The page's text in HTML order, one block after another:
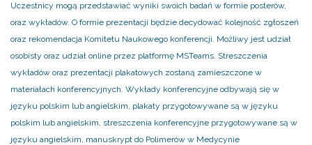
Uczestnicy mogą przedstawiać wyniki swoich badań w formie posterów,
oraz wykładów. O formie prezentacji będzie decydować kolejność zgłoszeń
oraz rekomendacja Komitetu Naukowego konferencji. Możliwy jest udział
osobisty oraz udział online przez platformę MSTeams. Streszczenia
wykładów oraz prezentacji plakatowych zostaną zamieszczone w
materiałach konferencyjnych. Wykłady konferencyjne odbywają się w
języku polskim lub angielskim, plakaty przygotowywane są w języku
polskim lub angielskim, streszczenia konferencyjne przygotowywane są w
języku angielskim, manuskrypt do Polimerów w Medycynie